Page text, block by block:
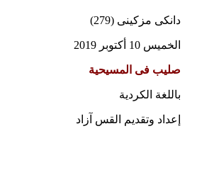
دانكى مزكينى (279)
الخميس 10 أكتوبر 2019
صليب فى المسيحية
باللغة الكردية
إعداد وتقديم القس آزاد